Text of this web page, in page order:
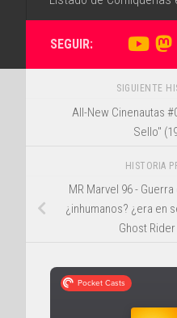
SEGUIR:
SIGUIENTE
All-New Cinenautas
Sello"
HISTORIA
MR Marvel 96 -
¿inhumanos? ¿era en
Ghost